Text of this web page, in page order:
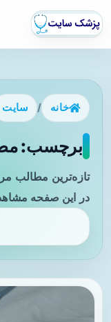
خانه / سایت
برچسب:
تازه‌ترین مطالب
در این صفحه